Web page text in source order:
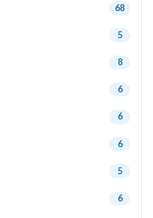
68
5
8
6
6
6
5
6